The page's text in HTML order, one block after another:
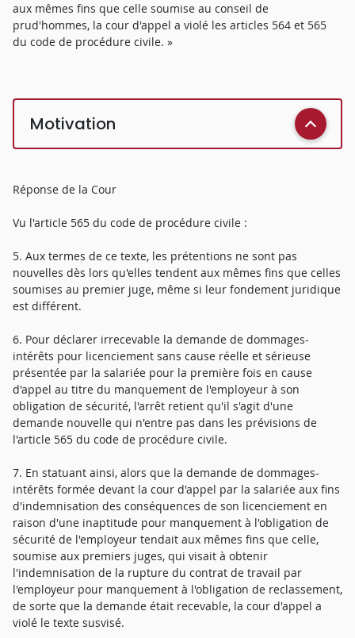
aux mêmes fins que celle soumise au conseil de
prud'hommes, la cour d'appel a violé les articles 564 et 565
du code de procédure civile. »
Motivation
Réponse de la Cour
Vu l'article 565 du code de procédure civile :
5. Aux termes de ce texte, les prétentions ne sont pas
nouvelles dès lors qu'elles tendent aux mêmes fins que celles
soumises au premier juge, même si leur fondement juridique
est différent.
6. Pour déclarer irrecevable la demande de dommages-
intérêts pour licenciement sans cause réelle et sérieuse
présentée par la salariée pour la première fois en cause
d'appel au titre du manquement de l'employeur à son
obligation de sécurité, l'arrêt retient qu'il s'agit d'une
demande nouvelle qui n'entre pas dans les prévisions de
l'article 565 du code de procédure civile.
7. En statuant ainsi, alors que la demande de dommages-
intérêts formée devant la cour d'appel par la salariée aux fins
d'indemnisation des conséquences de son licenciement en
raison d'une inaptitude pour manquement à l'obligation de
sécurité de l'employeur tendait aux mêmes fins que celle,
soumise aux premiers juges, qui visait à obtenir
l'indemnisation de la rupture du contrat de travail par
l'employeur pour manquement à l'obligation de reclassement,
de sorte que la demande était recevable, la cour d'appel a
violé le texte susvisé.